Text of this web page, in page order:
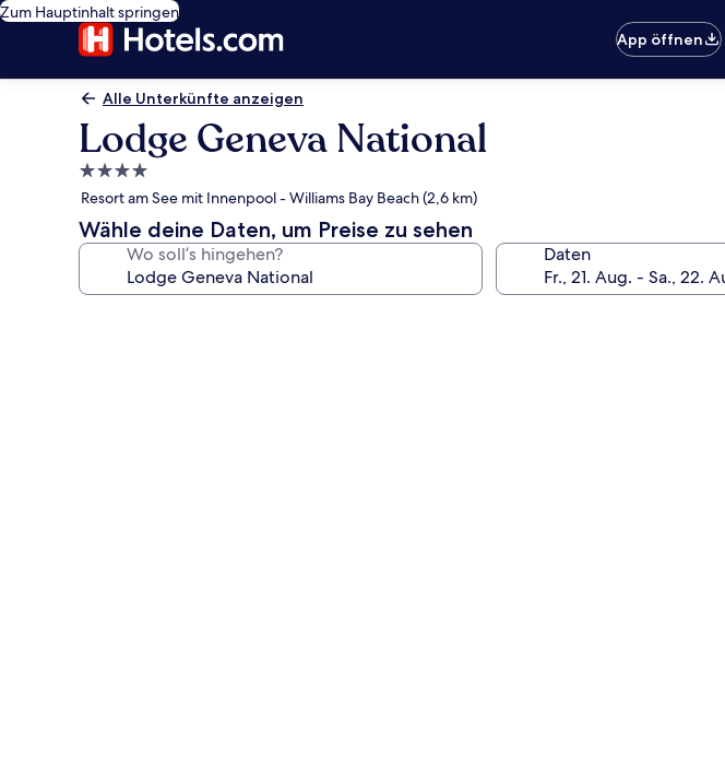
Zum Hauptinhalt springen
App öffnen
Alle Unterkünfte anzeigen
Lodge Geneva National
4.0-
Sterne-
Unterkunft
Resort am See mit Innenpool - Williams Bay Beach (2,6 km)
Wähle deine Daten, um Preise zu sehen
Wo soll’s hingehen? Daten